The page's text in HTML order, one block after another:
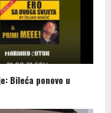
Bileća ponovo u